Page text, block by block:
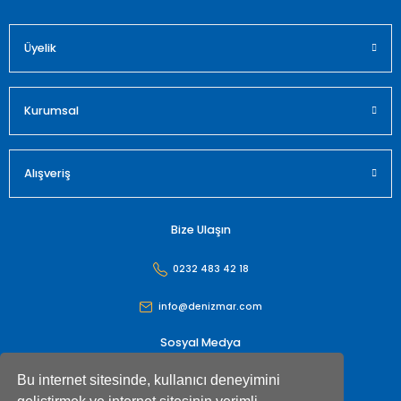
Bu internet sitesinde, kullanıcı deneyimini
Üyelik
Kurumsal
Alışveriş
Bize Ulaşın
0232 483 42 18
info@denizmar.com
Sosyal Medya